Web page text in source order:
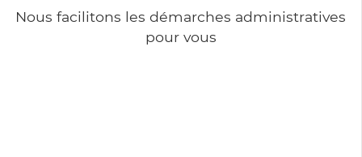
Nous facilitons les démarches administratives
pour vous